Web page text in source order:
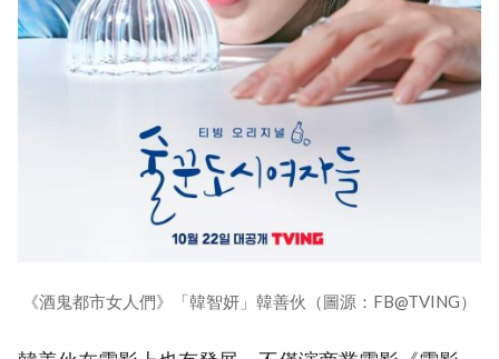
《酒鬼都市女人們》「韓智妍」韓善伙（圖源：FB@TVING）